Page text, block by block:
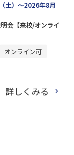
土）～2026年8月
会【来校/オンライ
オンライン可
詳しくみる